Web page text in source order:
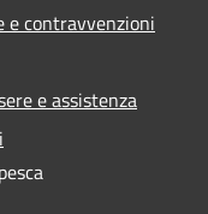
e contravvenzioni
e assistenza